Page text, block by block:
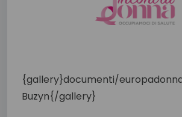
{gallery}documenti/
Buzyn{/gallery}